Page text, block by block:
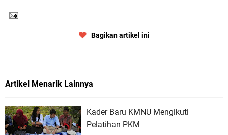
Bagikan artikel ini
Artikel Menarik Lainnya
Kader Baru KMNU Mengikuti
Pelatihan PKM